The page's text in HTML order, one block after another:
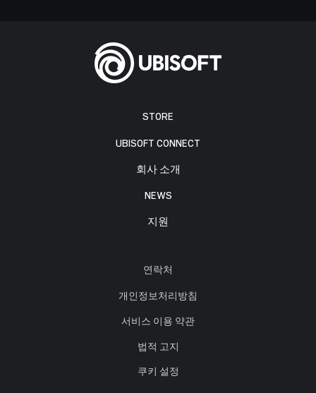
STORE
UBISOFT CONNECT
회사 소개
NEWS
지원
연락처
개인정보처리방침
서비스 이용 약관
법적 고지
쿠키 설정